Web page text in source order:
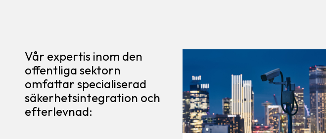
Vår expertis inom den
offentliga sektorn
omfattar specialiserad
säkerhetsintegration och
efterlevnad: